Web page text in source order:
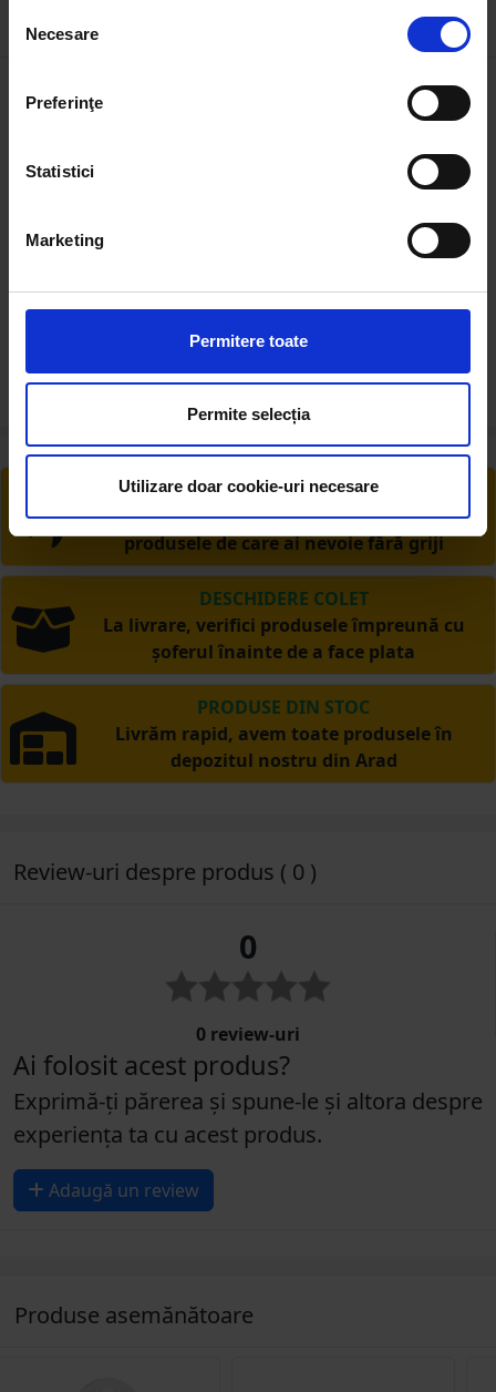
consimțământului
Necesare
Preferinţe
Statistici
Marketing
Permitere toate
Permite selecția
Utilizare doar cookie-uri necesare
Descrierea produsului
Senzor presiune ulei transmisie specificatii:
Diametru filet
Greutate
35 g
RETUR EXTINS
Ai posibilitate de retur în 30 zile, comandă
produsele de care ai nevoie fără griji
DESCHIDERE COLET
La livrare, verifici produsele împreună cu
șoferul înainte de a face plata
PRODUSE DIN STOC
Livrăm rapid, avem toate produsele în
depozitul nostru din Arad
Review-uri despre produs ( 0 )
0
0 review-uri
Ai folosit acest produs?
Exprimă-ți părerea și spune-le și altora despre
experiența ta cu acest produs.
Adaugă un review
Produse asemănătoare